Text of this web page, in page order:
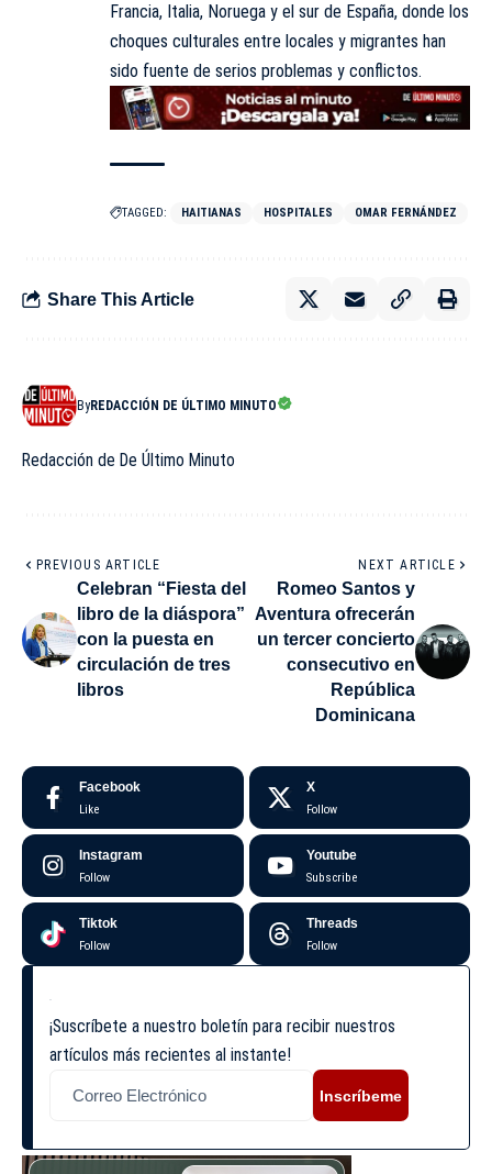
Francia, Italia, Noruega y el sur de España, donde los
choques culturales entre locales y migrantes han
sido fuente de serios problemas y conflictos.
TAGGED: HAITIANAS HOSPITALES OMAR FERNÁNDEZ
Share This Article
ByREDACCIÓN DE ÚLTIMO MINUTO
Redacción de De Último Minuto
PREVIOUS ARTICLE
Celebran “Fiesta del
libro de la diáspora”
con la puesta en
circulación de tres
libros
NEXT ARTICLE
Romeo Santos y
Aventura ofrecerán
un tercer concierto
consecutivo en
República
Dominicana
Facebook
Like
X
Follow
Instagram
Follow
Youtube
Subscribe
Tiktok
Follow
Threads
Follow
¡Suscríbete a nuestro boletín para recibir nuestros
artículos más recientes al instante!
Inscríbeme